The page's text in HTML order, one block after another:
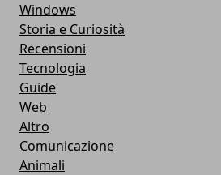
Windows
Storia e Curiosità
Recensioni
Tecnologia
Guide
Web
Altro
Comunicazione
Animali